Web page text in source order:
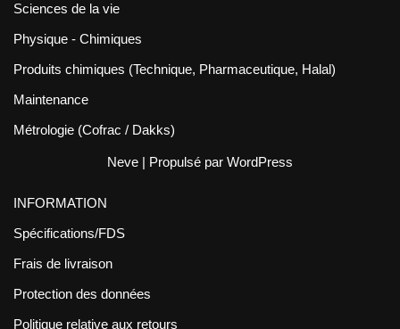
Sciences de la vie
Physique - Chimiques
Produits chimiques (Technique, Pharmaceutique, Halal)
Maintenance
Métrologie (Cofrac / Dakks)
Neve | Propulsé par WordPress
INFORMATION
Spécifications/FDS
Frais de livraison
Protection des données
Politique relative aux retours